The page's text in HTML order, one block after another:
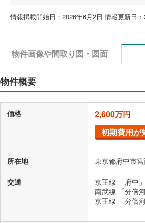
情報掲載開始日：2026年6月2日 情報更新日
物件画像や間取り図・図面
物件概要
価格
2,600万円
初期費用が
所在地 東京都府中市
交通
京王線 「府中
南武線 「分倍
京王線 「分倍